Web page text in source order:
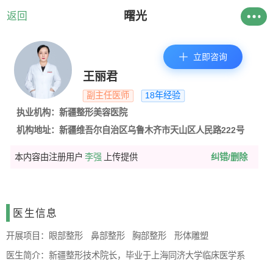
返回 曙光
立即咨询
王丽君
副主任医师
18年经验
执业机构：新疆整形美容医院
机构地址：新疆维吾尔自治区乌鲁木齐市天山区人民路222号
本内容由注册用户 李强 上传提供 纠错/删除
医生信息
开展项目： 眼部整形 鼻部整形 胸部整形
形体雕塑
医生简介： 新疆整形技术院长，毕业于上海同济大学临床医学系